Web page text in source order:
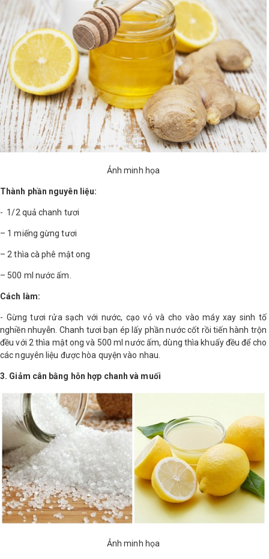
Ảnh minh họa
Thành phần nguyên liệu:
- 1/2 quả chanh tươi
– 1 miếng gừng tươi
– 2 thìa cà phê mật ong
– 500 ml nước ấm.
Cách làm:
- Gừng tươi rửa sạch với nước, cạo vỏ và cho vào máy xay sinh tố
nghiền nhuyễn. Chanh tươi bạn ép lấy phần nước cốt rồi tiến hành trộn
đều với 2 thìa mật ong và 500 ml nước ấm, dùng thìa khuấy đều để cho
các nguyên liệu được hòa quyện vào nhau.
3. Giảm cân bằng hỗn hợp chanh và muối
Ảnh minh họa